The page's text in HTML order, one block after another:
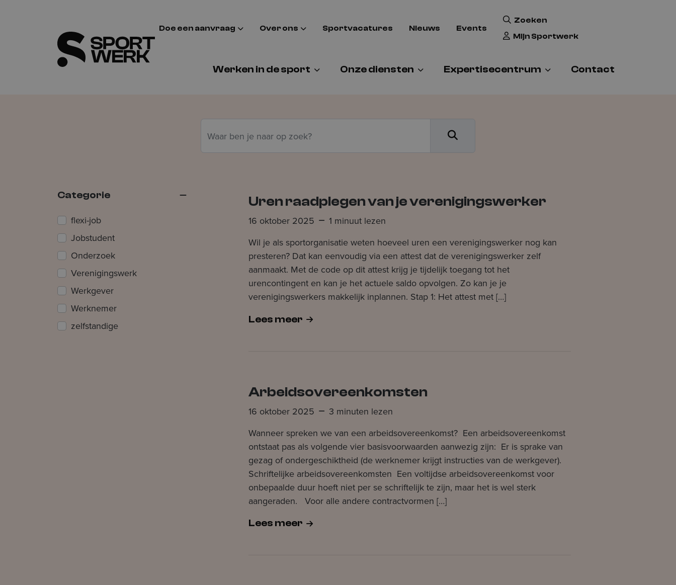
Doe een aanvraag Over ons Sportvacatures Nieuws Events
Zoeken
Mijn Sportwerk
Werken in de sport Onze diensten Expertisecentrum Contact
Categorie
flexi-job
Jobstudent
Onderzoek
Verenigingswerk
Werkgever
Werknemer
zelfstandige
Uren raadplegen van je verenigingswerker
16 oktober 2025
1 minuut lezen
​Wil je als sportorganisatie weten hoeveel uren een verenigingswerker nog kan
presteren? Dat kan eenvoudig via een attest dat de verenigingswerker zelf
aanmaakt. Met de code op dit attest krijg je tijdelijk toegang tot het
urencontingent en kan je het actuele saldo opvolgen. Zo kan je je
verenigingswerkers makkelijk inplannen. ​Stap 1: Het attest met […]
Lees meer
Arbeidsovereenkomsten
16 oktober 2025
3 minuten lezen
Wanneer spreken we van een arbeidsovereenkomst? Een arbeidsovereenkomst
ontstaat pas als volgende vier basisvoorwaarden aanwezig zijn: Er is sprake van
gezag of ondergeschiktheid (de werknemer krijgt instructies van de werkgever).
Schriftelijke arbeidsovereenkomsten Een voltijdse arbeidsovereenkomst voor
onbepaalde duur hoeft niet per se schriftelijk te zijn, maar het is wel sterk
aangeraden. Voor alle andere contractvormen […]
Lees meer